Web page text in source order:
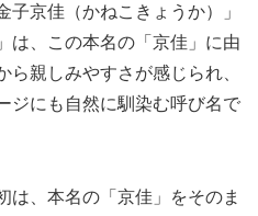
京佳（かねこきょうか）」
は、この本名の「京佳」に由
親しみやすさが感じられ、
ジにも自然に馴染む呼び名で
は、本名の「京佳」をそのま